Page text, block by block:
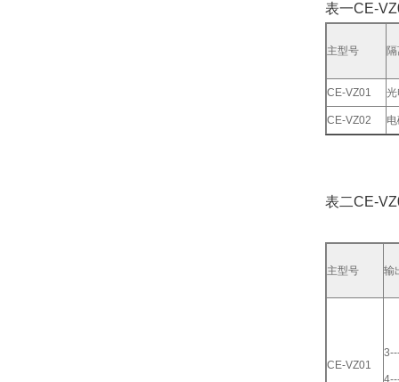
表一CE-
主型号
CE-VZ01 光
CE-VZ02
表二CE-
主型号 输
CE-VZ01